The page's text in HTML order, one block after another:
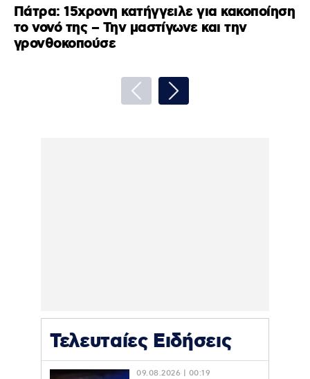
Πάτρα: 15χρονη κατήγγειλε για κακοποίηση
το νονό της – Την μαστίγωνε και την
γρονθοκοπούσε
Τελευταίες Ειδήσεις
09.08.2026 | 00:19